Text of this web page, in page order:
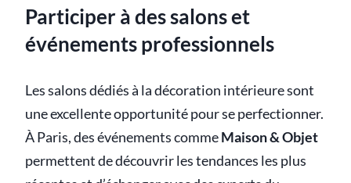
Participer à des salons et
événements professionnels
Les salons dédiés à la décoration intérieure sont
une excellente opportunité pour se perfectionner.
À Paris, des événements commeMaison & Objet
permettent de découvrir les tendances les plus